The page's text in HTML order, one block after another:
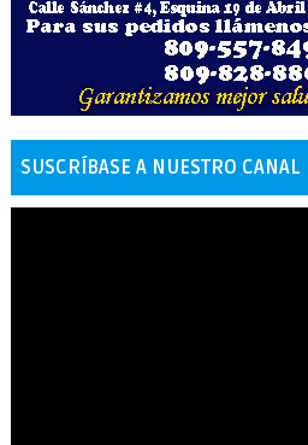
SUSCRÍBASE A NUESTRO CANAL